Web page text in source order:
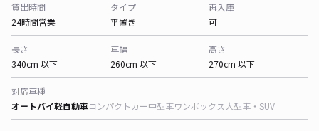
貸出時間
24時間営業
タイプ
平置き
再入庫
可
長さ
340cm 以下
車幅
260cm 以下
高さ
270cm 以下
対応車種
オートバイ軽自動車コンパクトカー中型車ワンボックス大型車・SUV